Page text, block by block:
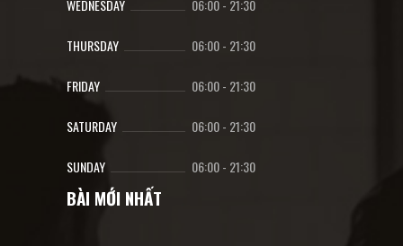
WEDNESDAY 06:00- 21:30
THURSDAY 06:00- 21:30
FRIDAY 06:00- 21:30
SATURDAY 06:00- 21:30
SUNDAY 06:00- 21:30
BÀI MỚI NHẤT